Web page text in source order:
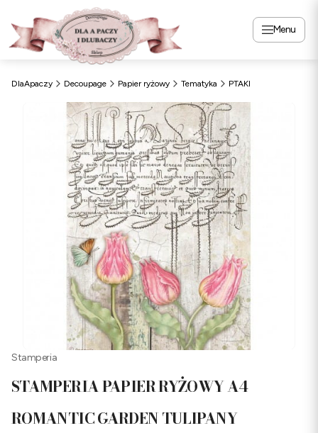
Menu
DlaApaczy Decoupage Papier ryżowy Tematyka PTAKI
Stamperia
STAMPERIA PAPIER RYŻOWY A4
ROMANTIC GARDEN TULIPANY